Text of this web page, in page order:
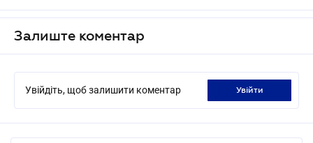
Залиште коментар
Увійдіть, щоб залишити коментар увійти